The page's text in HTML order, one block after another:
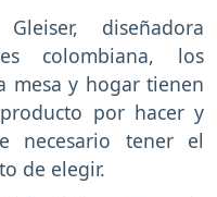
diseñadora
colombiana, los
mesa y hogar tienen
por hacer y
necesario tener el
de elegir.